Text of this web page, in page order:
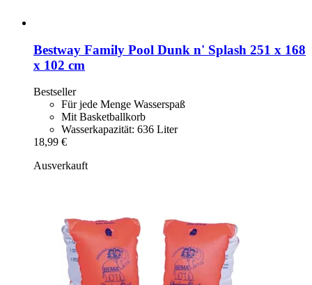
Bestway Family Pool Dunk n' Splash 251 x 168
x 102 cm
Bestseller
Für jede Menge Wasserspaß
Mit Basketballkorb
Wasserkapazität: 636 Liter
18,99 €
Ausverkauft